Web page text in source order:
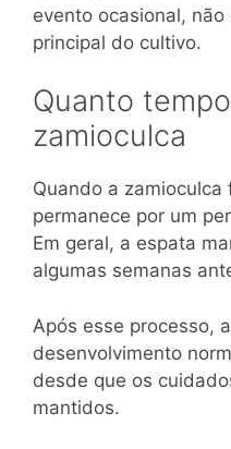
evento ocasional,
principal do cultivo.
Quanto
zamioculca
Quando a zamioculca
permanece por um
Em geral, a espata
algumas semanas
Após esse processo,
desenvolvimento
desde que os
mantidos.